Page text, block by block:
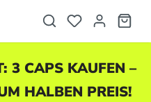
3 CAPS KAUFEN –
HALBEN PREIS!